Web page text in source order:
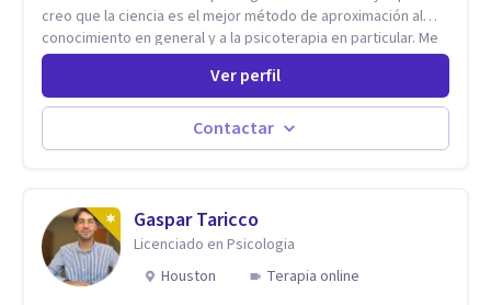
creo que la ciencia es el mejor método de aproximación al
conocimiento en general y a la psicoterapia en particular. Me
interesan los procesos de cambio conductual por los que una
persona pueda alcanzar sus objetivos, transitando,
aceptando y modificando sus patrones cognitivos y
emocionales. Abordo patologías específicas como trastornos
de ansiedad y del ánimo, y también crisis vitales y procesos
Ver perfil
Contactar
Gaspar Taricco
Licenciado en Psicologia
Houston
Terapia online